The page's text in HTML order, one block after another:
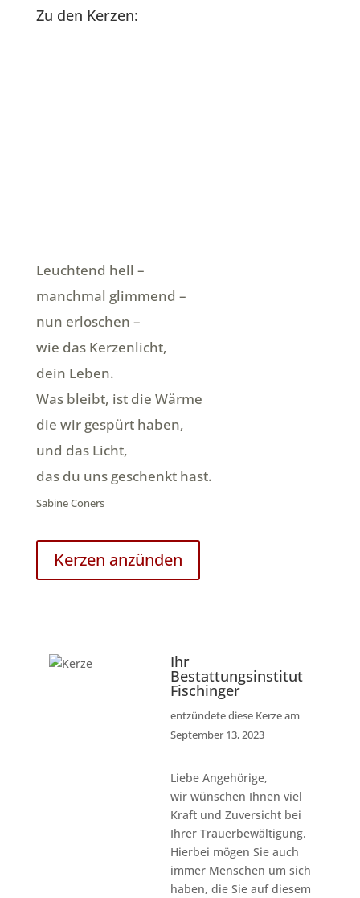
Zu den Kerzen:
Leuchtend hell –
manchmal glimmend –
nun erloschen –
wie das Kerzenlicht,
dein Leben.
Was bleibt, ist die Wärme
die wir gespürt haben,
und das Licht,
das du uns geschenkt hast.
Sabine Coners
Kerzen anzünden
Ihr
Bestattungsinstitut
Fischinger
entzündete diese Kerze am
September 13, 2023
Liebe Angehörige,
wir wünschen Ihnen viel
Kraft und Zuversicht bei
Ihrer Trauerbewältigung.
Hierbei mögen Sie auch
immer Menschen um sich
haben, die Sie auf diesem